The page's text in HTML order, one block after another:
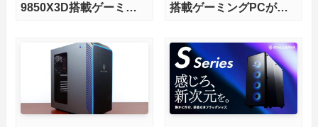
9850X3D搭載ゲーミン
搭載ゲーミングPCが即